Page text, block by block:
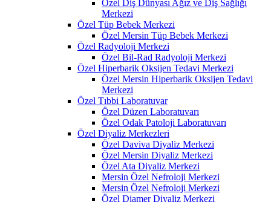
Özel Diş Dünyası Ağız ve Diş Sağlığı
Merkezi
Özel Tüp Bebek Merkezi
Özel Mersin Tüp Bebek Merkezi
Özel Radyoloji Merkezi
Özel Bil-Rad Radyoloji Merkezi
Özel Hiperbarik Oksijen Tedavi Merkezi
Özel Mersin Hiperbarik Oksijen Tedavi
Merkezi
Özel Tıbbi Laboratuvar
Özel Düzen Laboratuvarı
Özel Odak Patoloji Laboratuvarı
Özel Diyaliz Merkezleri
Özel Daviva Diyaliz Merkezi
Özel Mersin Diyaliz Merkezi
Özel Ata Diyaliz Merkezi
Mersin Özel Nefroloji Merkezi
Mersin Özel Nefroloji Merkezi
Özel Diamer Diyaliz Merkezi